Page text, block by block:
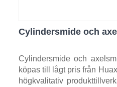
Cylindersmide och
Cylindersmide och
köpas till lågt pris från
högkvalitativ